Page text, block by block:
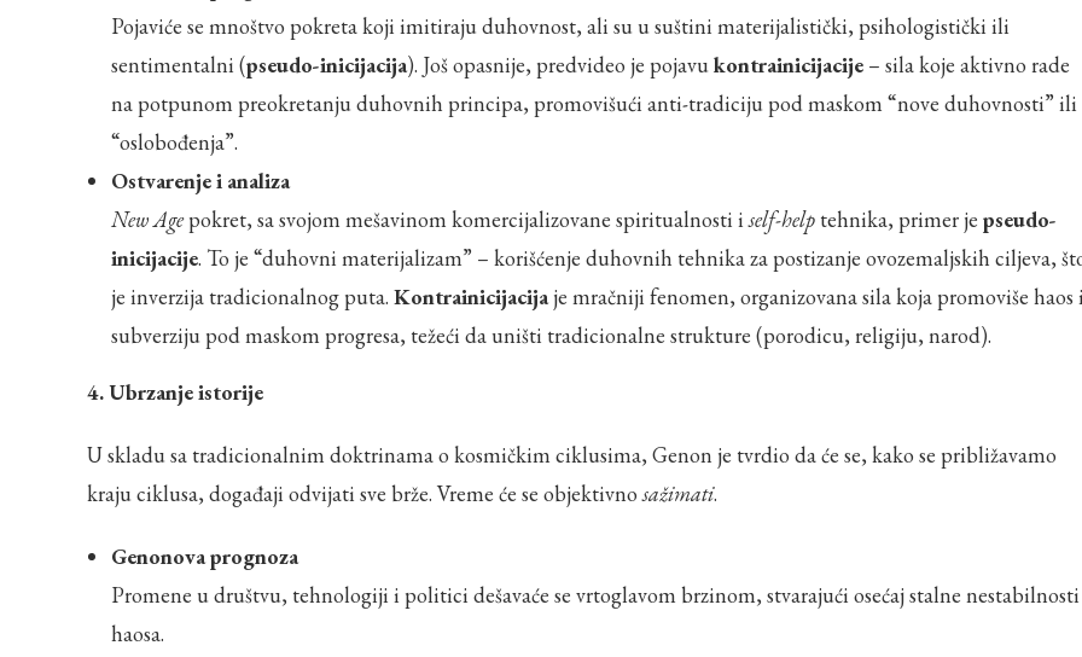
Pojaviće se mnoštvo pokreta koji imitiraju duhovnost, ali su u suštini materijalistički, psihologistički ili
sentimentalni (pseudo-inicijacija). Još opasnije, predvideo je pojavukontrainicijacije – sila koje aktivno rade
na potpunom preokretanju duhovnih principa, promovišući anti-tradiciju pod maskom “nove duhovnosti” ili
“oslobođenja”.
Ostvarenje i analiza
New Agepokret, sa svojom mešavinom komercijalizovane spiritualnosti iself-help tehnika, primer je pseudo-
inicijacije. To je “duhovni materijalizam” – korišćenje duhovnih tehnika za postizanje ovozemaljskih ciljeva,
je inverzija tradicionalnog puta. Kontrainicijacijaje mračniji fenomen, organizovana sila koja promoviše haos
subverziju pod maskom progresa, težeći da uništi tradicionalne strukture (porodicu, religiju, narod).
4. Ubrzanje istorije
U skladu sa tradicionalnim doktrinama o kosmičkim ciklusima, Genon je tvrdio da će se, kako se približavamo
kraju ciklusa, događaji odvijati sve brže. Vreme će se objektivnosažimati.
Genonova prognoza
Promene u društvu, tehnologiji i politici dešavaće se vrtoglavom brzinom, stvarajući osećaj stalne
haosa.